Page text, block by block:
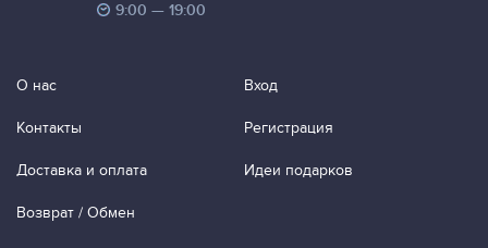
9:00 — 19:00
О нас
Контакты
Доставка и оплата
Возврат / Обмен
Вход
Регистрация
Идеи подарков